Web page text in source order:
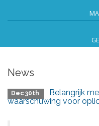
News
Dec 30th
Belangrijk
waarschuwing voor